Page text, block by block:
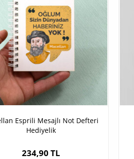
Esprili Mesajlı Not Defteri
Hediyelik
234,90 TL